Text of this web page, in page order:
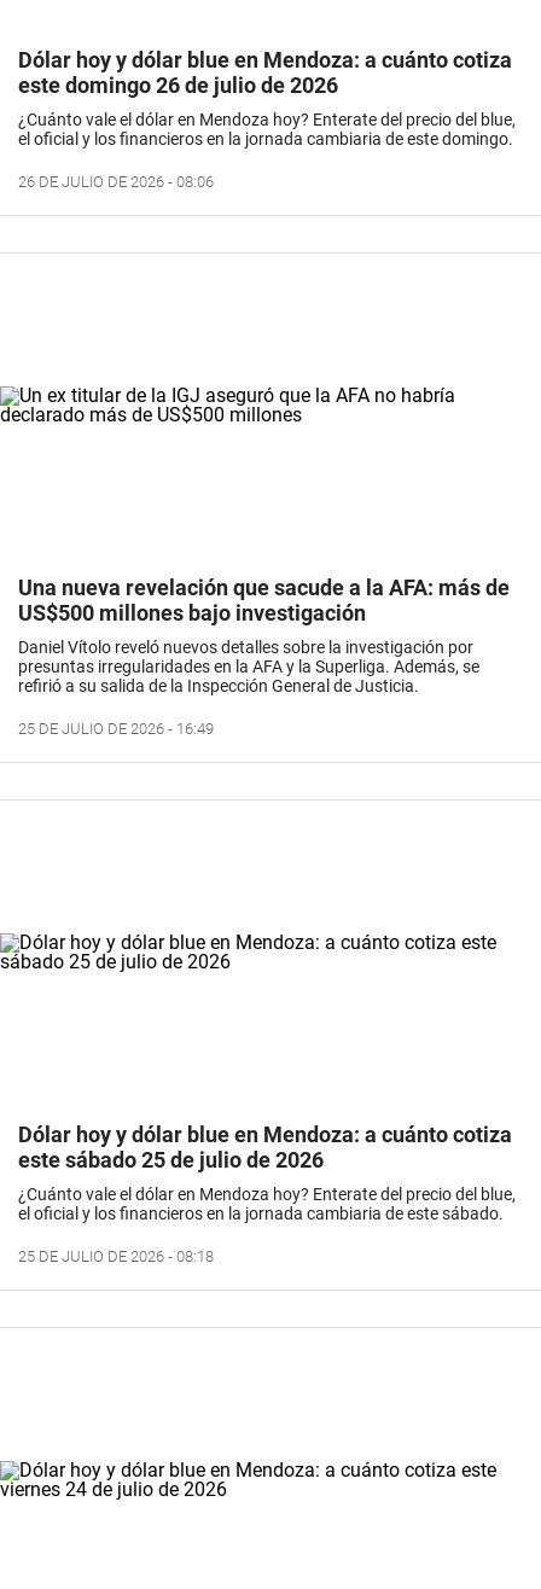
Dólar hoy y dólar blue en Mendoza: a cuánto cotiza
este domingo 26 de julio de 2026
¿Cuánto vale el dólar en Mendoza hoy? Enterate del precio del blue,
el oficial y los financieros en la jornada cambiaria de este domingo.
26 DE JULIO DE 2026 - 08:06
Una nueva revelación que sacude a la AFA: más de
US$500 millones bajo investigación
Daniel Vítolo reveló nuevos detalles sobre la investigación por
presuntas irregularidades en la AFA y la Superliga. Además, se
refirió a su salida de la Inspección General de Justicia.
25 DE JULIO DE 2026 - 16:49
Dólar hoy y dólar blue en Mendoza: a cuánto cotiza
este sábado 25 de julio de 2026
¿Cuánto vale el dólar en Mendoza hoy? Enterate del precio del blue,
el oficial y los financieros en la jornada cambiaria de este sábado.
25 DE JULIO DE 2026 - 08:18